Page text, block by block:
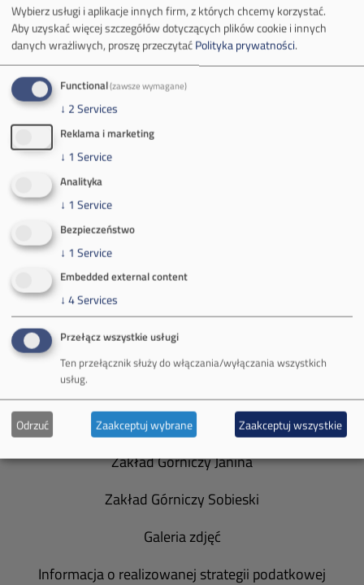
Zakład Górniczy Brzeszcze
ul.Kościuszki 1
32-620 Brzeszcze
Kontakt dla mediów:
(poniedziałek-piątek 7:00-15:00)
O Firmie
Władze spółki
Spółka Południowy Koncern Węglowy
Zakład Górniczy Brzeszcze
Zakład Górniczy Janina
Zakład Górniczy Sobieski
Galeria zdjęć
Informacja o realizowanej strategii podatkowej
Wybierz usługi i aplikacje innych firm, z których chcemy korzystać.
Aby uzyskać więcej szczegółów dotyczących plików cookie i innych
danych wrażliwych, proszę przeczytaćPolityka prywatności.
Functional(zawsze wymagane)
↓ 2Services
Reklama i marketing
↓ 1 Service
Analityka
↓ 1 Service
Bezpieczeństwo
↓ 1 Service
Embedded external content
↓ 4Services
Przełącz wszystkie usługi
Ten przełącznik służy do włączania/wyłączania wszystkich
usług.
Odrzuć Zaakceptuj wybrane Zaakceptuj wszystkie